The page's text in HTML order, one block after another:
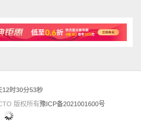
12时30分53秒
版权所有豫ICP备2021001600号